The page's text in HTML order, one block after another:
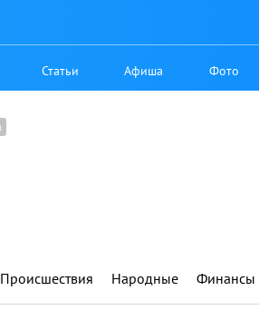
Статьи Афиша Фото
Происшествия Народные Финансы